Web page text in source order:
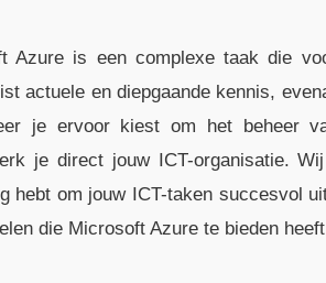
Azure is een complexe taak die
actuele en diepgaande kennis,
je ervoor kiest om het beheer
je direct jouw ICT-organisatie.
hebt om jouw ICT-taken succesvol
die Microsoft Azure te bieden